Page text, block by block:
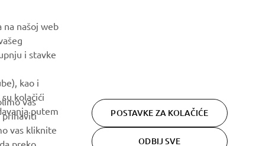
na našoj web
i stavke
kao i
kolačići
putem
vas
prihaviti
vas kliknite
preko
POSTAVKE ZA KOLAČIĆE
ODBIJ SVE